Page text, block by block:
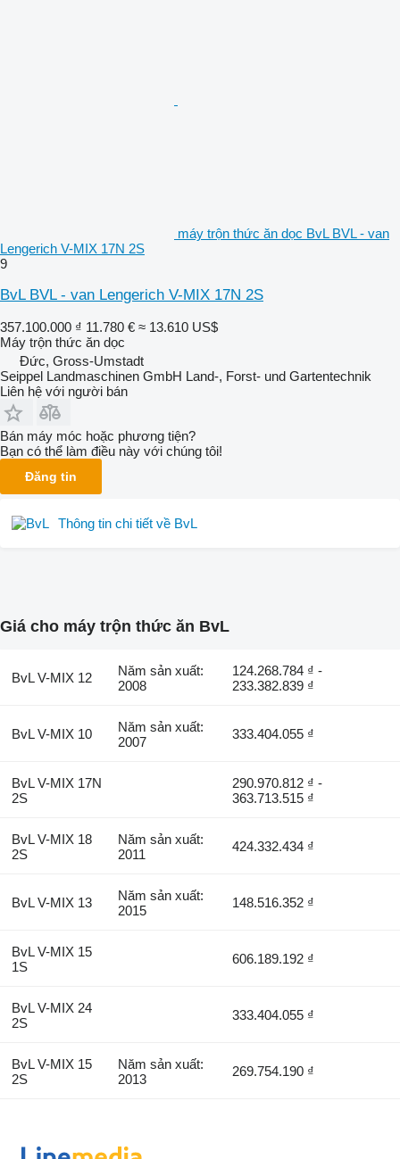
máy trộn thức ăn dọc BvL BVL - van
Lengerich V-MIX 17N 2S
9
BvL BVL - van Lengerich V-MIX 17N 2S
357.100.000 ₫ 11.780 € ≈ 13.610 US$
Máy trộn thức ăn dọc
Đức, Gross-Umstadt
Seippel Landmaschinen GmbH Land-, Forst- und Gartentechnik
Liên hệ với người bán
Bán máy móc hoặc phương tiện?
Bạn có thể làm điều này với chúng tôi!
Đăng tin
Thông tin chi tiết về BvL
Giá cho máy trộn thức ăn BvL
BvL V-MIX 12
Năm sản xuất:
2008
124.268.784 ₫ -
233.382.839 ₫
BvL V-MIX 10
Năm sản xuất:
2007
333.404.055 ₫
BvL V-MIX 17N
2S
290.970.812 ₫ -
363.713.515 ₫
BvL V-MIX 18
2S
Năm sản xuất:
2011
424.332.434 ₫
BvL V-MIX 13
Năm sản xuất:
2015
148.516.352 ₫
BvL V-MIX 15
1S
606.189.192 ₫
BvL V-MIX 24
2S
333.404.055 ₫
BvL V-MIX 15
2S
Năm sản xuất:
2013
269.754.190 ₫